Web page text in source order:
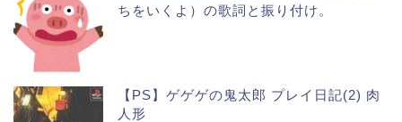
ちをいくよ）の歌詞と振り付け。
【PS】ゲゲゲの鬼太郎 プレイ日記(2) 肉
人形